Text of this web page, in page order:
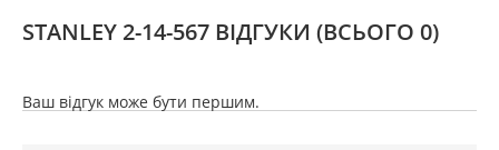
STANLEY 2-14-567 ВІДГУКИ (ВСЬОГО 0)
Ваш відгук може бути першим.